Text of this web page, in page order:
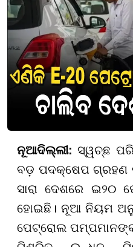
ନୂଆଦିଲ୍ଲୀ: ସ୍ୱଚ୍ଛ
ବଡ଼ ପଦକ୍ଷେପ ଗ୍ରହଣ
ସାରା ଦେଶରେ
ହୋଇଛି। ନୂଆ ନିୟମ
ପେଟ୍ରୋଲ